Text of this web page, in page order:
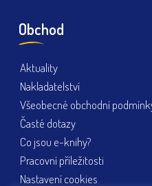
Obchod
Aktuality
Nakladatelství
Všeobecné obchodní
Časté dotazy
Co jsou e-knihy?
Pracovní příležitosti
Nastavení cookies